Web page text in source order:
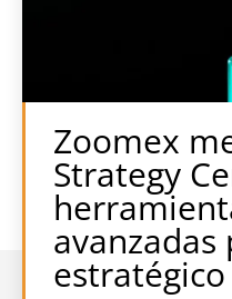
Zoomex
Strategy
estratégico